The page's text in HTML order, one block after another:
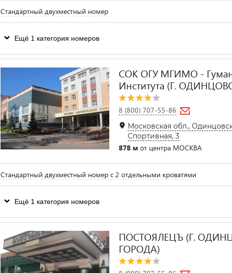
Стандартный двухместный номер
Ещё 1 категория номеров
СОК ОГУ МГИМО -
Института (Г.
8 (800) 707-55-86
Московская обл.,
Спортивная, 3
878 м от центра МОСКВА
Стандартный двухместный номер с 2 отдельными кроватями
Ещё 1 категория номеров
ПОСТОЯЛЕЦЪ (Г.
ГОРОДА)